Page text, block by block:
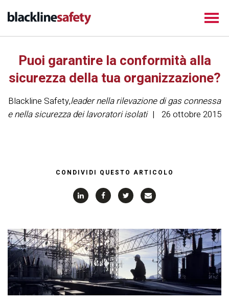
Puoi garantire la conformità alla
sicurezza della tua organizzazione?
Blackline Safety,leader nella rilevazione di gas connessa
e nella sicurezza dei lavoratori isolati
26 ottobre 2015
CONDIVIDI QUESTO ARTICOLO